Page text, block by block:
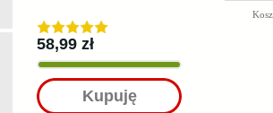
58,99 zł
Kupuję